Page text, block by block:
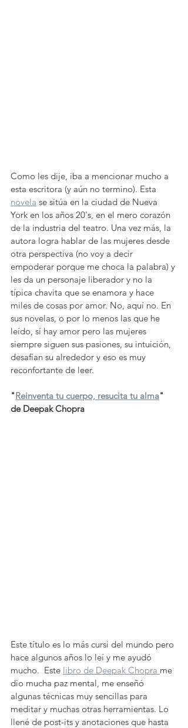
Como les dije, iba a mencionar mucho a
esta escritora (y aún no termino). Esta
novela se sitúa en la ciudad de Nueva
York en los años 20's, en el mero corazón
de la industria del teatro. Una vez más, la
autora logra hablar de las mujeres desde
otra perspectiva (no voy a decir
empoderar porque me choca la palabra) y
les da un personaje liberador y no la
típica chavita que se enamora y hace
miles de cosas por amor. No, aquí no. En
sus novelas, o por lo menos las que he
leído, sí hay amor pero las mujeres
siempre siguen sus pasiones, su intuición,
desafían su alrededor y eso es muy
reconfortante de leer.
"Reinventa tu cuerpo, resucita tu alma"
de Deepak Chopra
Este título es lo más cursi del mundo pero
hace algunos años lo leí y me ayudó
mucho.  Este libro de Deepak Chopra me
dio mucha paz mental, me enseñó
algunas técnicas muy sencillas para
meditar y muchas otras herramientas. Lo
llené de post-its y anotaciones que hasta